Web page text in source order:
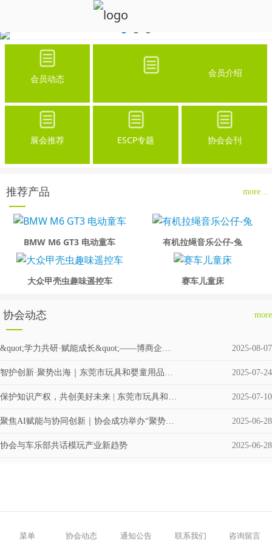
会员动态
会员介绍
展会推荐 ESCP专题 协会会刊
推荐产品 more…
BMW M6 GT3 电动童车 有机拉绳音乐公仔-兔
大众甲壳虫趣味遥控车 赛车儿童床
协会动态 more
&quot;学力共研·赋能成长&quot;——博商企业交流会圆满举行 2025-08-07
智护创新·聚势出海｜东莞市玩具和婴童用品企业涉外知识产权交流会成功举办 2025-07-24
保护知识产权，共创美好未来 | 东莞市玩具和婴童用品协会积极筹备成立维权援助工作站 2025-07-10
聚焦AI赋能与协同创新｜协会成功举办“聚势·共赢”企业交流活动 2025-06-28
协会与车乐部共话模玩产业新趋势 2025-06-28
菜单 协会动态 通知公告 联系我们 咨询留言